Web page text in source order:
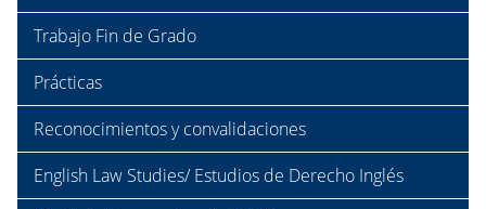
Trabajo Fin de Grado
Prácticas
Reconocimientos y convalidaciones
English Law Studies/ Estudios de Derecho Inglés